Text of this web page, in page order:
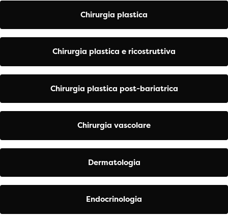
Chirurgia plastica
Chirurgia plastica e ricostruttiva
Chirurgia plastica post-bariatrica
Chirurgia vascolare
Dermatologia
Endocrinologia